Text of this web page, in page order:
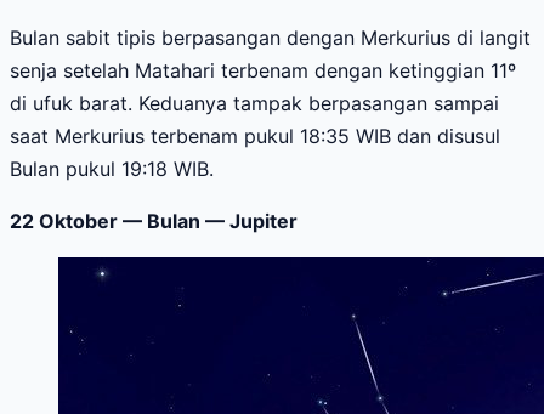
Bulan sabit tipis berpasangan dengan Merkurius di langit
senja setelah Matahari terbenam dengan ketinggian 11º
di ufuk barat. Keduanya tampak berpasangan sampai
saat Merkurius terbenam pukul 18:35 WIB dan disusul
Bulan pukul 19:18 WIB.
22 Oktober — Bulan — Jupiter